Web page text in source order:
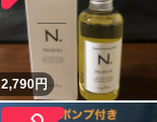
2,790円